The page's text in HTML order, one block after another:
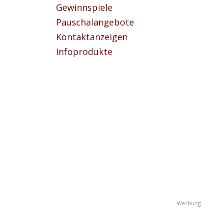
Gewinnspiele
Pauschalangebote
Kontaktanzeigen
Infoprodukte